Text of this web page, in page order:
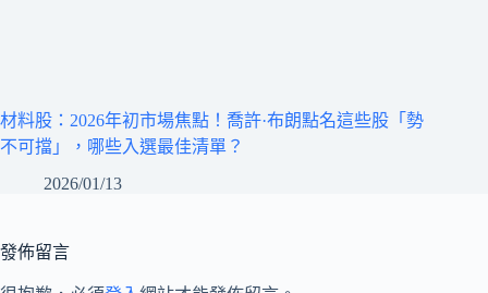
材料股：2026年初市場焦點！喬許·布朗點名這些股「勢
不可擋」，哪些入選最佳清單？
2026/01/13
發佈留言